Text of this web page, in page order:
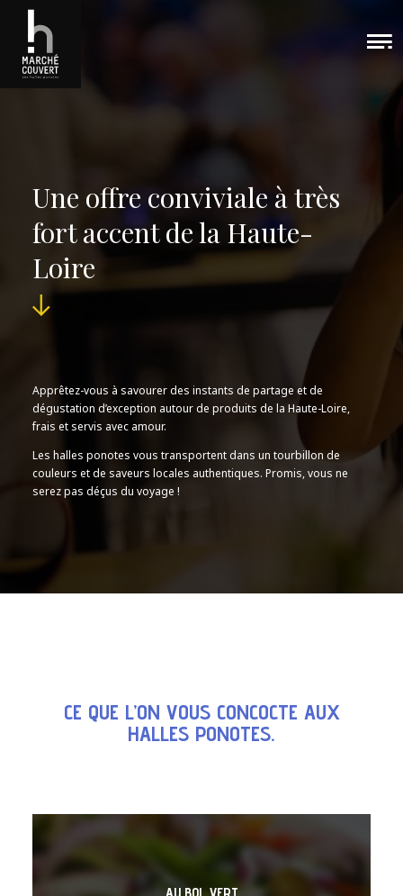
Une offre conviviale à très
fort accent de la Haute-
Loire
Apprêtez-vous à savourer des instants de partage et de
dégustation d’exception autour de produits de la Haute-Loire,
frais et servis avec amour.
Les halles ponotes vous transportent dans un tourbillon de
couleurs et de saveurs locales authentiques. Promis, vous ne
serez pas déçus du voyage !
CE QUE L’ON VOUS CONCOCTE AUX
HALLES PONOTES.